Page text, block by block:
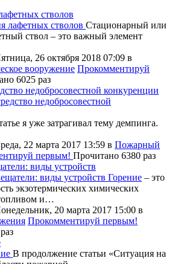
стволов
Стационарный или
ствол – это важный элемент
26 октября 2018 07:09 в
вооружение Прокомментируй
6025 раз
недобросовестной конкуренции
я уже затрагивал тему демпинга.
22 марта 2017 13:59 в Пожарный
первым! Прочитано 6380 раз
виды устройств
Горение – это
экзотермических химических
и…
20 марта 2017 15:00 в
Прокомментируй первым!
В продолжение статьи «Ситуация на